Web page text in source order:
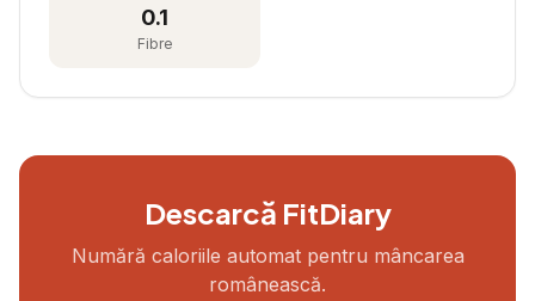
0.1
Fibre
Descarcă FitDiary
Numără caloriile automat pentru mâncarea
românească.